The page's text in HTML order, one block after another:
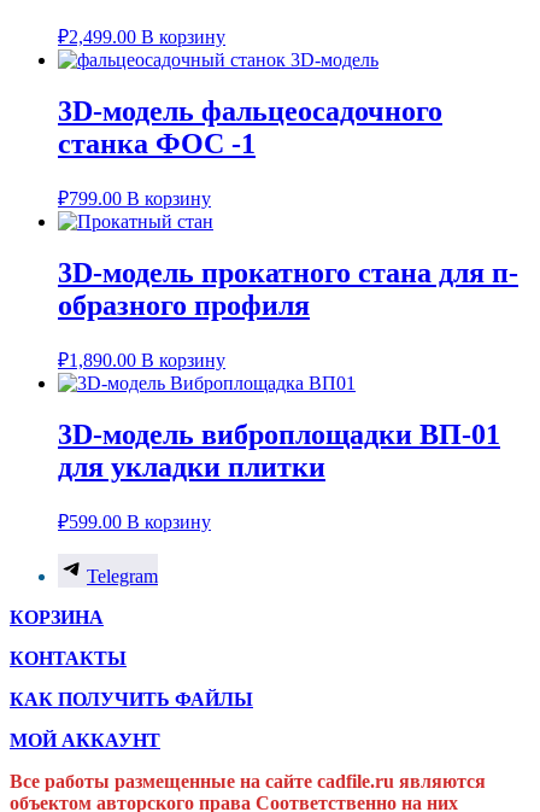
₽2,499.00 В корзину
3D-модель фальцеосадочного
станка ФОС -1
₽799.00 В корзину
3D-модель прокатного стана для п-
образного профиля
₽1,890.00 В корзину
3D-модель виброплощадки ВП-01
для укладки плитки
₽599.00 В корзину
Telegram
КОРЗИНА
КОНТАКТЫ
КАК ПОЛУЧИТЬ ФАЙЛЫ
МОЙ АККАУНТ
Все работы размещенные на сайте cadfile.ru являются
объектом авторского права Соответственно на них